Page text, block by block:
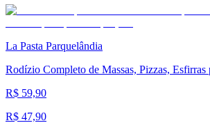
La Pasta Parquelândia
Rodízio Completo de Massas, Pizzas, Esfirras
R$ 59,90
R$ 47,90